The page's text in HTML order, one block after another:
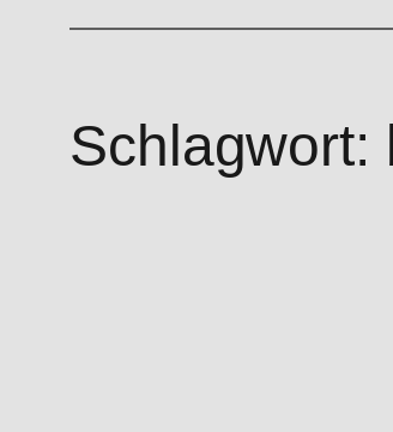
Schlagwort: